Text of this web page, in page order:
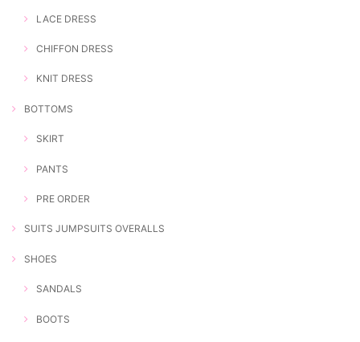
LACE DRESS
CHIFFON DRESS
KNIT DRESS
BOTTOMS
SKIRT
PANTS
PRE ORDER
SUITS JUMPSUITS OVERALLS
SHOES
SANDALS
BOOTS